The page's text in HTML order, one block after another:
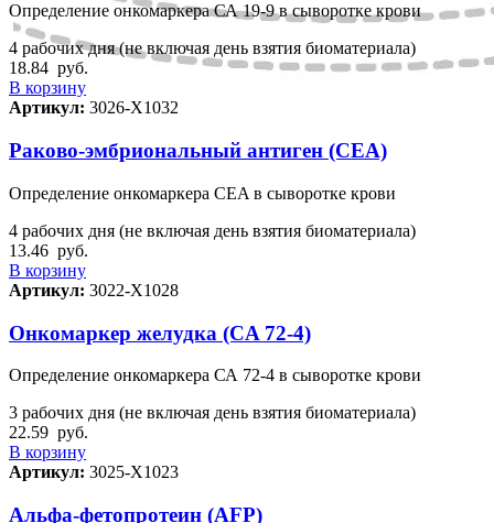
Определение онкомаркера СА 19-9 в сыворотке крови
4 рабочих дня (не включая день взятия биоматериала)
18.84 руб.
В корзину
Артикул: 3026-Х1032
Раково-эмбриональный антиген (CEA)
Определение онкомаркера CEA в сыворотке крови
4 рабочих дня (не включая день взятия биоматериала)
13.46 руб.
В корзину
Артикул: 3022-Х1028
Онкомаркер желудка (CA 72-4)
Определение онкомаркера СА 72-4 в сыворотке крови
3 рабочих дня (не включая день взятия биоматериала)
22.59 руб.
В корзину
Артикул: 3025-Х1023
Альфа-фетопротеин (AFP)